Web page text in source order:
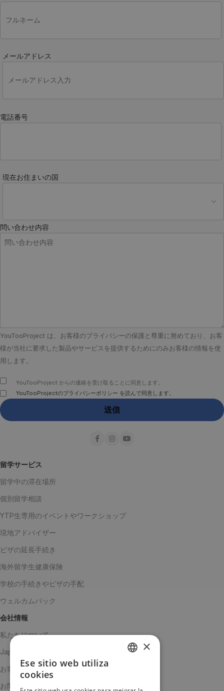
メールアドレス
電話番号
現在お住まいの国
問い合わせ内容
YouTooProject は、お客様のプライバシーの保護と尊重に努めており、お客
様が当社に要求した製品やサービスを提供するためにのみお客様の情報を使
用します。
YouTooProject からの連絡を受け取ることに同意します。
YouTooProjectのプライバシーポリシー を読んで同意します。
留学サービス
留学中の滞在場所
個別留学相談
YTP生専用のイベントやワークショップ
現地アドバイザー
ビザの延長手続き
海外留学生健康保険
学校の手続きやビザの手配
ウェルカムパック
会社情報
私たちについて
Japanチーム
お客様の声
お問い合わせ
×
Ese sitio web utiliza
cookies